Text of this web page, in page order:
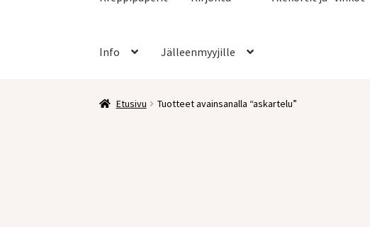
Info Jälleenmyyjille
Etusivu Tuotteet avainsanalla “askartelu”